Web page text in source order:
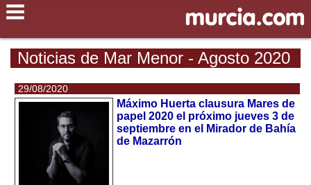
Noticias de Mar Menor - Agosto 2020
29/08/2020
Máximo Huerta clausura Mares de
papel 2020 el próximo jueves 3 de
septiembre en el Mirador de Bahía
de Mazarrón